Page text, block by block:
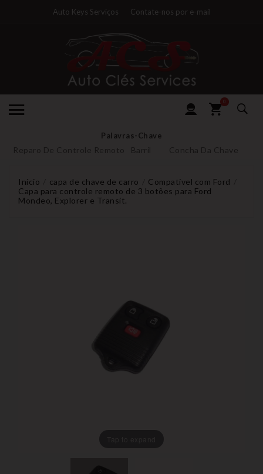
Auto Keys Serviços Contate-nos por e-mail
0
Palavras-Chave
Reparo De Controle Remoto Barril Concha Da Chave
Início capa de chave de carro
Compatível com Ford
Capa para controle remoto de 3 botões para Ford
Mondeo, Explorer e Transit.